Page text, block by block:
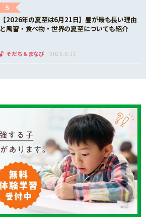
5
【2026年の夏至は6月21日】昼が最も長い理由
と風習・食べ物・世界の夏至についても紹介
そだち＆まなび 2026.6.11